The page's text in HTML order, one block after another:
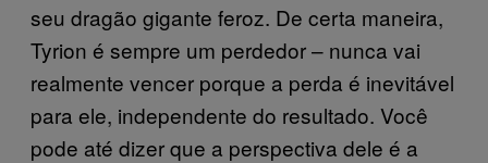
seu dragão gigante feroz. De certa maneira,
Tyrion é sempre um perdedor – nunca vai
realmente vencer porque a perda é inevitável
para ele, independente do resultado. Você
pode até dizer que a perspectiva dele é a